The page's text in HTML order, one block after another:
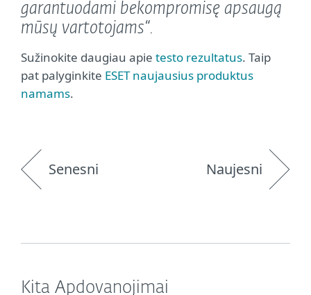
garantuodami bekompromisę apsaugą
mūsų vartotojams“.
Sužinokite daugiau apie testo rezultatus. Taip
pat palyginkite ESET naujausius produktus
namams.
Senesni Naujesni
Kita Apdovanojimai